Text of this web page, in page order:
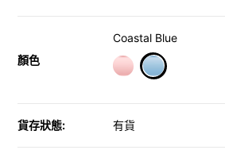
顏色
Coastal Blue
貨存狀態: 有貨